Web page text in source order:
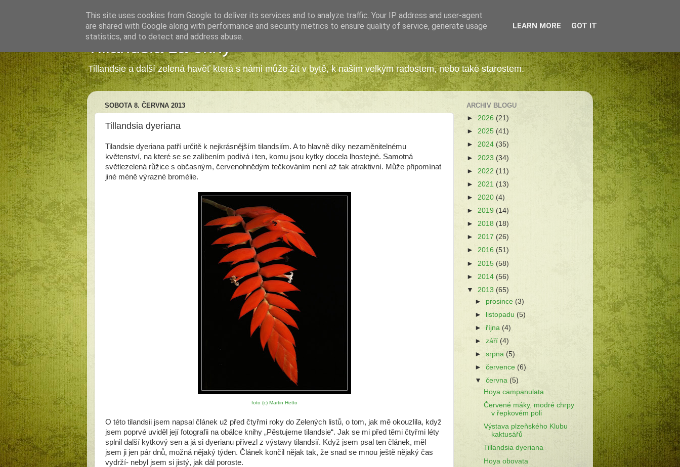
Tillandsia za okny
Tillandsie a další zelená havěť která s námi může žít v bytě, k našim velkým radostem, nebo také starostem.
SOBOTA 8. ČERVNA 2013
Tillandsia dyeriana
Tilandsie dyeriana patří určitě k nejkrásnějším tilandsiím. A to hlavně díky nezaměnitelnému
květenství, na které se se zalíbením podívá i ten, komu jsou kytky docela lhostejné. Samotná
světlezelená růžice s občasným, červenohnědým tečkováním není až tak atraktivní. Může připomínat
jiné méně výrazné bromélie.
foto (c) Martin Hetto
O této tilandsii jsem napsal článek už před čtyřmi roky do Zelených listů, o tom, jak mě okouzlila, když
jsem poprvé uviděl její fotografii na obálce knihy „Pěstujeme tilandsie“. Jak se mi před těmi čtyřmi léty
splnil další kytkový sen a já si dyerianu přivezl z výstavy tilandsií. Když jsem psal ten článek, měl
jsem ji jen pár dnů, možná nějaký týden. Článek končil nějak tak, že snad se mnou ještě nějaký čas
vydrží- nebyl jsem si jistý, jak dál poroste.
ARCHIV BLOGU
► 2026 (21)
► 2025 (41)
► 2024 (35)
► 2023 (34)
► 2022 (11)
► 2021 (13)
► 2020 (4)
► 2019 (14)
► 2018 (18)
► 2017 (26)
► 2016 (51)
► 2015 (58)
► 2014 (56)
▼ 2013 (65)
► prosince (3)
► listopadu (5)
►října(4)
►září (4)
►srpna(5)
►července (6)
▼června (5)
Hoya campanulata
Červené máky, modré chrpy
v řepkovém poli
Výstava plzeňského Klubu
kaktusářů
Tillandsia dyeriana
Hoya obovata
This site uses cookies from Google to deliver its services and to analyze traffic. Your IP address and user-agent
are shared with Google along with performance and security metrics to ensure quality of service, generate usage
statistics, and to detect and address abuse.
LEARN MORE GOT IT